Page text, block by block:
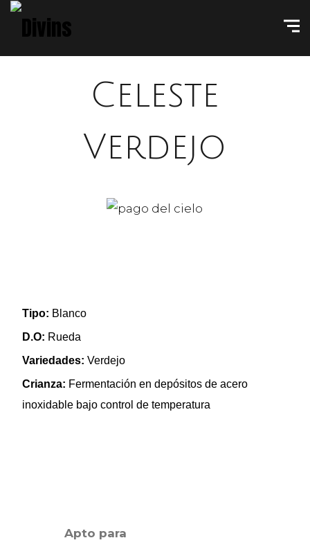
Celeste
Verdejo
Tipo: Blanco
D.O: Rueda
Variedades:Verdejo
Crianza: Fermentación en depósitos de acero
inoxidable bajo control de temperatura
Apto para